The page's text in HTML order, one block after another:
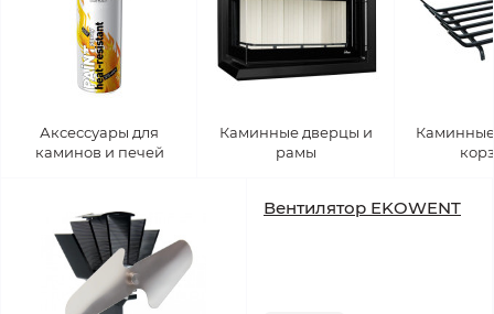
Аксессуары для
каминов и печей
Каминные дверцы и
рамы
Вентилятор EKOWENT